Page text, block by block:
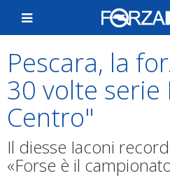
Pescara, la
30 volte serie
Centro"
Il diesse Iaconi
«Forse è il